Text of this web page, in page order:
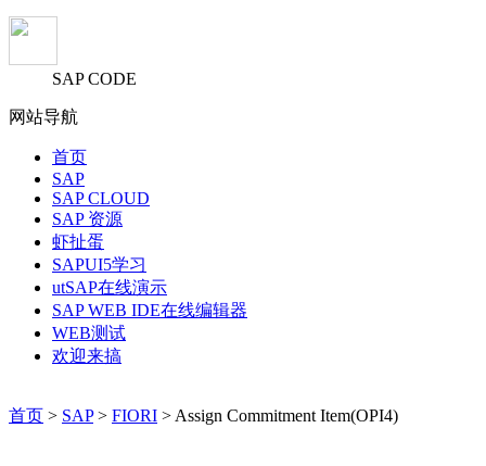
SAP CODE
网站导航
首页
SAP
SAP CLOUD
SAP 资源
虾扯蛋
SAPUI5学习
utSAP在线演示
SAP WEB IDE在线编辑器
WEB测试
欢迎来搞
首页 > SAP> FIORI > Assign Commitment Item(OPI4)